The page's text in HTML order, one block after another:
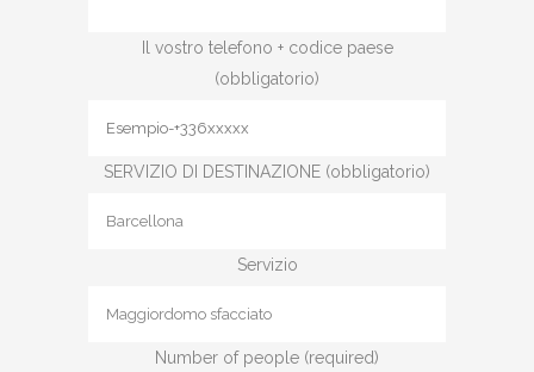
Il vostro telefono + codice paese
(obbligatorio)
SERVIZIO DI DESTINAZIONE (obbligatorio)
Servizio
Number of people (required)